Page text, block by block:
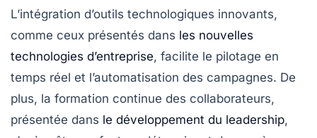
L’intégration d’outils technologiques innovants,
comme ceux présentés dans les nouvelles
technologies d’entreprise, facilite le pilotage en
temps réel et l’automatisation des campagnes. De
plus, la formation continue des collaborateurs,
présentée dans le développement du leadership,